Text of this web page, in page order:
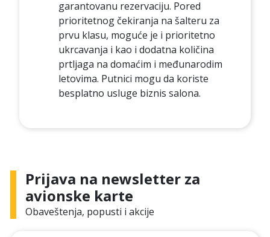
garantovanu rezervaciju. Pored
prioritetnog čekiranja na šalteru za
prvu klasu, moguće je i prioritetno
ukrcavanja i kao i dodatna količina
prtljaga na domaćim i međunarodim
letovima. Putnici mogu da koriste
besplatno usluge biznis salona.
Prijava na newsletter za
avionske karte
Obaveštenja, popusti i akcije